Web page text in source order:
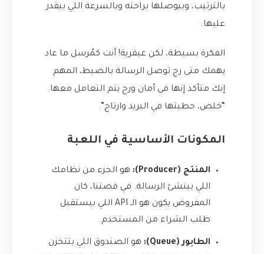
بالترتيب، وبيوصلها براحته وبالسرعة اللي بيقدر
عليها.
الفكرة بسيطة، لكن عبقرية! أنت كمُرسل ما عاد
يهمك متى رح توصل الرسالة بالضبط، المهم
إنك متأكد إنها في أمان ورح يتم التعامل معها.
“خلص، حطيتها في البريد وارتاح”.
المكونات الأساسية في اللعبة
المنتج (Producer):
هو الجزء من نظامك
اللي بينشئ الرسالة. في قصتنا، كان
المفروض يكون هو الـ API اللي بيستقبل
طلب الشراء من المستخدم.
الطابور (Queue):
هو الصندوق اللي بتتخزن